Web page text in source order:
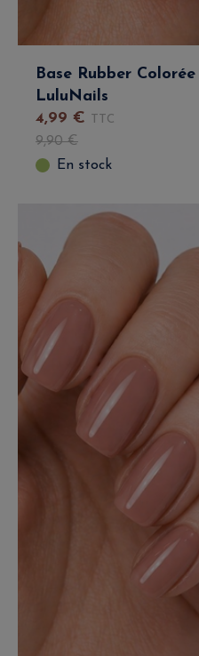
Base Rubber
LuluNails
4,99 € TTC
9,90€
En stock